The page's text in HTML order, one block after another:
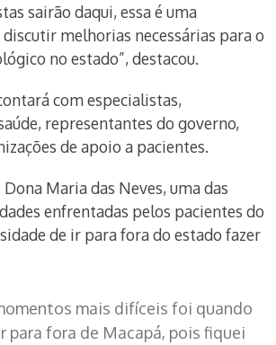
sairão daqui, essa é uma
melhorias necessárias para o
no estado”, destacou.
com especialistas,
representantes do governo,
de apoio a pacientes.
Maria das Neves, uma das
enfrentadas pelos pacientes do
de ir para fora do estado fazer
mais difíceis foi quando
para fora de Macapá, pois fiquei